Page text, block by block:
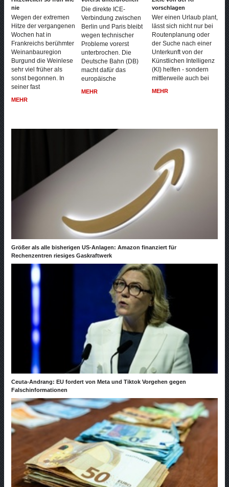
nie
Wegen der extremen
Hitze der vergangenen
Wochen hat in
Frankreichs berühmter
Weinanbauregion
Burgund die Weinlese
sehr viel früher als
sonst begonnen. In
seiner fast
MEHR
Die direkte ICE-
Verbindung zwischen
Berlin und Paris bleibt
wegen technischer
Probleme vorerst
unterbrochen. Die
Deutsche Bahn (DB)
macht dafür das
europäische
MEHR
vorschlagen
Wer einen Urlaub plant,
lässt sich nicht nur bei
Routenplanung oder
der Suche nach einer
Unterkunft von der
Künstlichen Intelligenz
(KI) helfen - sondern
mittlerweile auch bei
MEHR
Größer als alle bisherigen US-Anlagen: Amazon finanziert für
Rechenzentren riesiges Gaskraftwerk
Ceuta-Andrang: EU fordert von Meta und Tiktok Vorgehen gegen
Falschinformationen